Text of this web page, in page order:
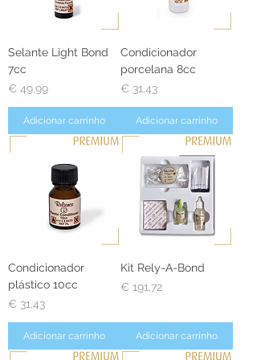
Selante Light Bond
7cc
Preço
€ 49,99
Adicionar carrinho
Condicionador
porcelana 8cc
Preço
€ 31,43
Adicionar carrinho
Condicionador
plástico 10cc
Preço
€ 31,43
Adicionar carrinho
Kit Rely-A-Bond
Preço
€ 191,72
Adicionar carrinho